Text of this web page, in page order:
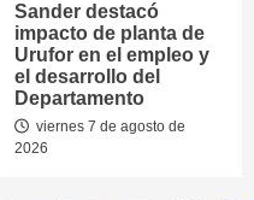
Sander destacó
impacto de planta de
Urufor en el empleo y
el desarrollo del
Departamento
viernes 7 de agosto de
2026